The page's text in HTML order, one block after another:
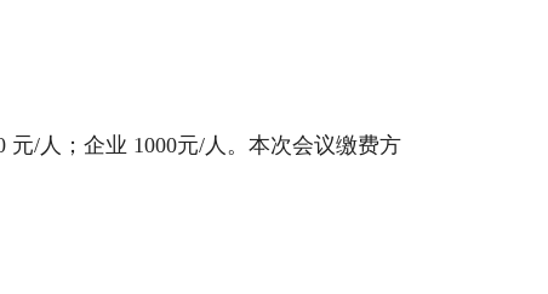
元/人；企业 1000元/人。本次会议缴费方